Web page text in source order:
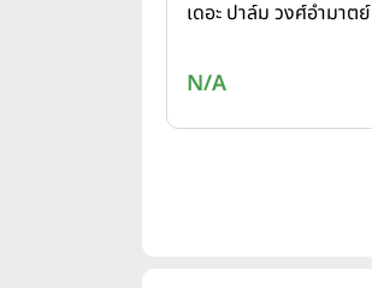
เดอะ ปาล์ม วงศ์อำมาตย์
N/A